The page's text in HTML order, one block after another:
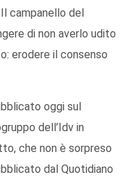
campanello del
di non averlo udito
erodere il consenso
oggi sul
dell’Idv in
che non è sorpreso
dal Quotidiano